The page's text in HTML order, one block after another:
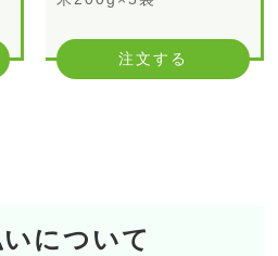
注文する
について